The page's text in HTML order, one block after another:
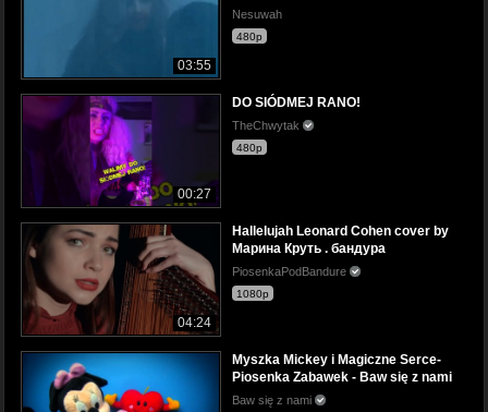
03:55
Nesuwah
480p
00:27
DO SIÓDMEJ RANO!
TheChwytak
480p
04:24
Hallelujah Leonard Cohen cover by
Марина Круть . бандура
PiosenkaPodBandure
1080p
Myszka Mickey i Magiczne Serce-
Piosenka Zabawek - Baw się z nami
Baw się z nami